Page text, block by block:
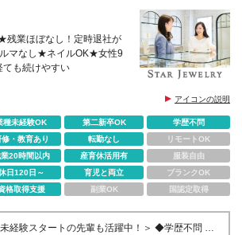
業ほぼなし！定時退社が
マなし★ネイルOK★女性9
ても続けやすい
アイコンの説明
種未経験OK 第二新卒OK
学歴不問
修・教育あり 転勤なし
リモートOK
20時間以内 産育休活用有
服装自由
日120日～ 育児と両立
ブランクOK
格取得支援 副業OK 国認定取得
未経験スタートの先輩も活躍中！＞ ◆学歴不問 ◆